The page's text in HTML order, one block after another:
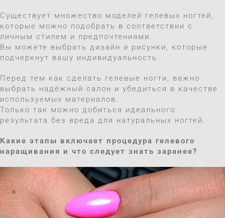
Существует множество моделей гелевых ногтей,
которые можно подобрать в соответствии с
личным стилем и предпочтениями.
Вы можете выбрать дизайн и рисунки, которые
подчеркнут вашу индивидуальность.
Перед тем как сделать гелевые ногти, важно
выбрать надёжный салон и убедиться в качестве
используемых материалов.
Только так можно добиться идеального
результата без вреда для натуральных ногтей.
Какие этапы включает процедура гелевого
наращивания и что следует знать заранее?